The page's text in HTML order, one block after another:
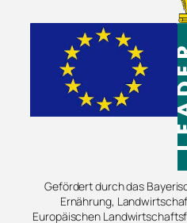
Gefördert durch das
Ernährung,
Europäischen